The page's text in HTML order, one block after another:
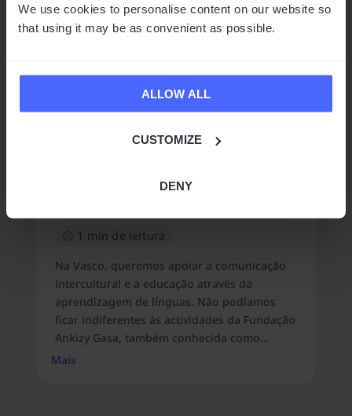
We use cookies to personalise content on our website so
that using it may be as convenient as possible.
ALLOW ALL
CUSTOMIZE
DENY
Vasco doa tradutores às
Agnieszka Noskowska|
1 min de leitura
Na Vasco, queremos apoiar a comunicação
intercultural e a educação através da
aprendizagem de línguas. Não podíamos
ficar indiferentes às actividades da Fundação
Ankizy Gasa, também conhecida como...
Mais